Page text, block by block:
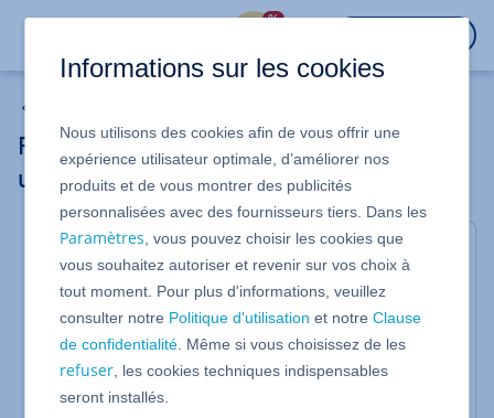
%
Réémettre un certificat SSL / Révoquer
un ancien certificat SSL
Nous vous montrons ici comment réémettre un
La réémission manuelle du certificat peut être utile
ou nécessaire dans les cas suivants :
Pour passer l'algorithme de chiffrement ou
le niveau de chiffrement du certificat SSL à
Informations sur les cookies
Nous utilisons des cookies afin de vous offrir une
expérience utilisateur optimale, d’améliorer nos
produits et de vous montrer des publicités
personnalisées avec des fournisseurs tiers. Dans les
Paramètres , vous pouvez choisir les cookies que
vous souhaitez autoriser et revenir sur vos choix à
tout moment. Pour plus d'informations, veuillez
consulter notre Politique d'utilisation et notreClause
de confidentialité . Même si vous choisissez de les
refuser , les cookies techniques indispensables
seront installés.